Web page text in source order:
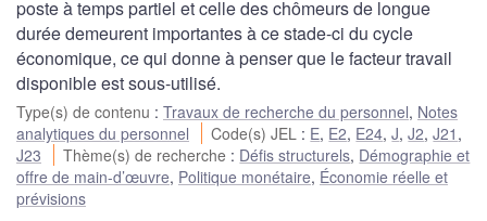
poste à temps partiel et celle des chômeurs de longue
durée demeurent importantes à ce stade-ci du cycle
économique, ce qui donne à penser que le facteur travail
disponible est sous-utilisé.
Type(s) de contenu : Travaux de recherche du personnel, Notes
analytiques du personnel
Code(s) JEL : E, E2, E24,J,J2,J21 ,
J23
Thème(s) de recherche : Défis structurels, Démographie et
offre de main-d’œuvre, Politique monétaire, Économie réelle et
prévisions